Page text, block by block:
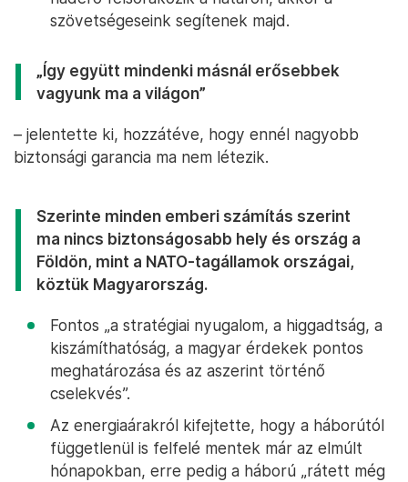
szövetségeseink segítenek majd.
„Így együtt mindenki másnál erősebbek
vagyunk ma a világon”
– jelentette ki, hozzátéve, hogy ennél nagyobb
biztonsági garancia ma nem létezik.
Szerinte minden emberi számítás szerint
ma nincs biztonságosabb hely és ország a
Földön, mint a NATO-tagállamok országai,
köztük Magyarország.
Fontos „a stratégiai nyugalom, a higgadtság, a
kiszámíthatóság, a magyar érdekek pontos
meghatározása és az aszerint történő
cselekvés”.
Az energiaárakról kifejtette, hogy a háborútól
függetlenül is felfelé mentek már az elmúlt
hónapokban, erre pedig a háború „rátett még